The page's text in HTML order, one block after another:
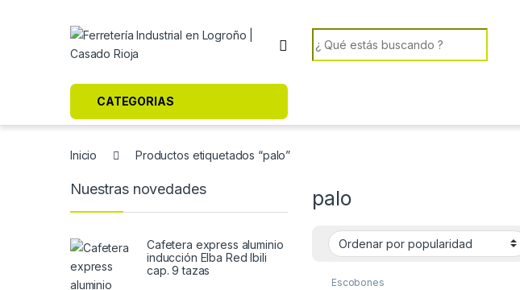
Search for:
CATEGORIAS
Inicio Productos etiquetados “palo”
palo
Escobones
Nuestras novedades
Cafetera express aluminio
inducción Elba Red Ibili
cap. 9 tazas